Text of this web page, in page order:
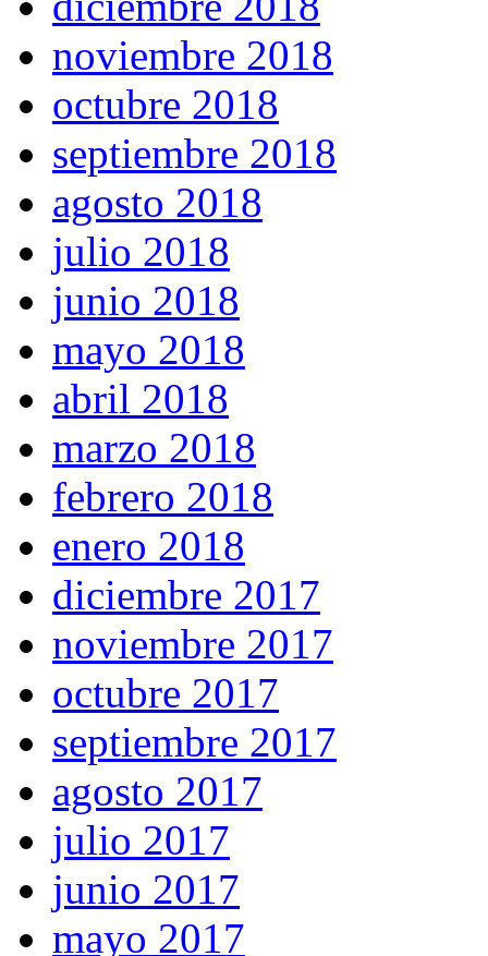
noviembre 2018
octubre 2018
septiembre 2018
agosto 2018
julio 2018
junio 2018
mayo 2018
abril 2018
marzo 2018
febrero 2018
enero 2018
diciembre 2017
noviembre 2017
octubre 2017
septiembre 2017
agosto 2017
julio 2017
junio 2017
mayo 2017